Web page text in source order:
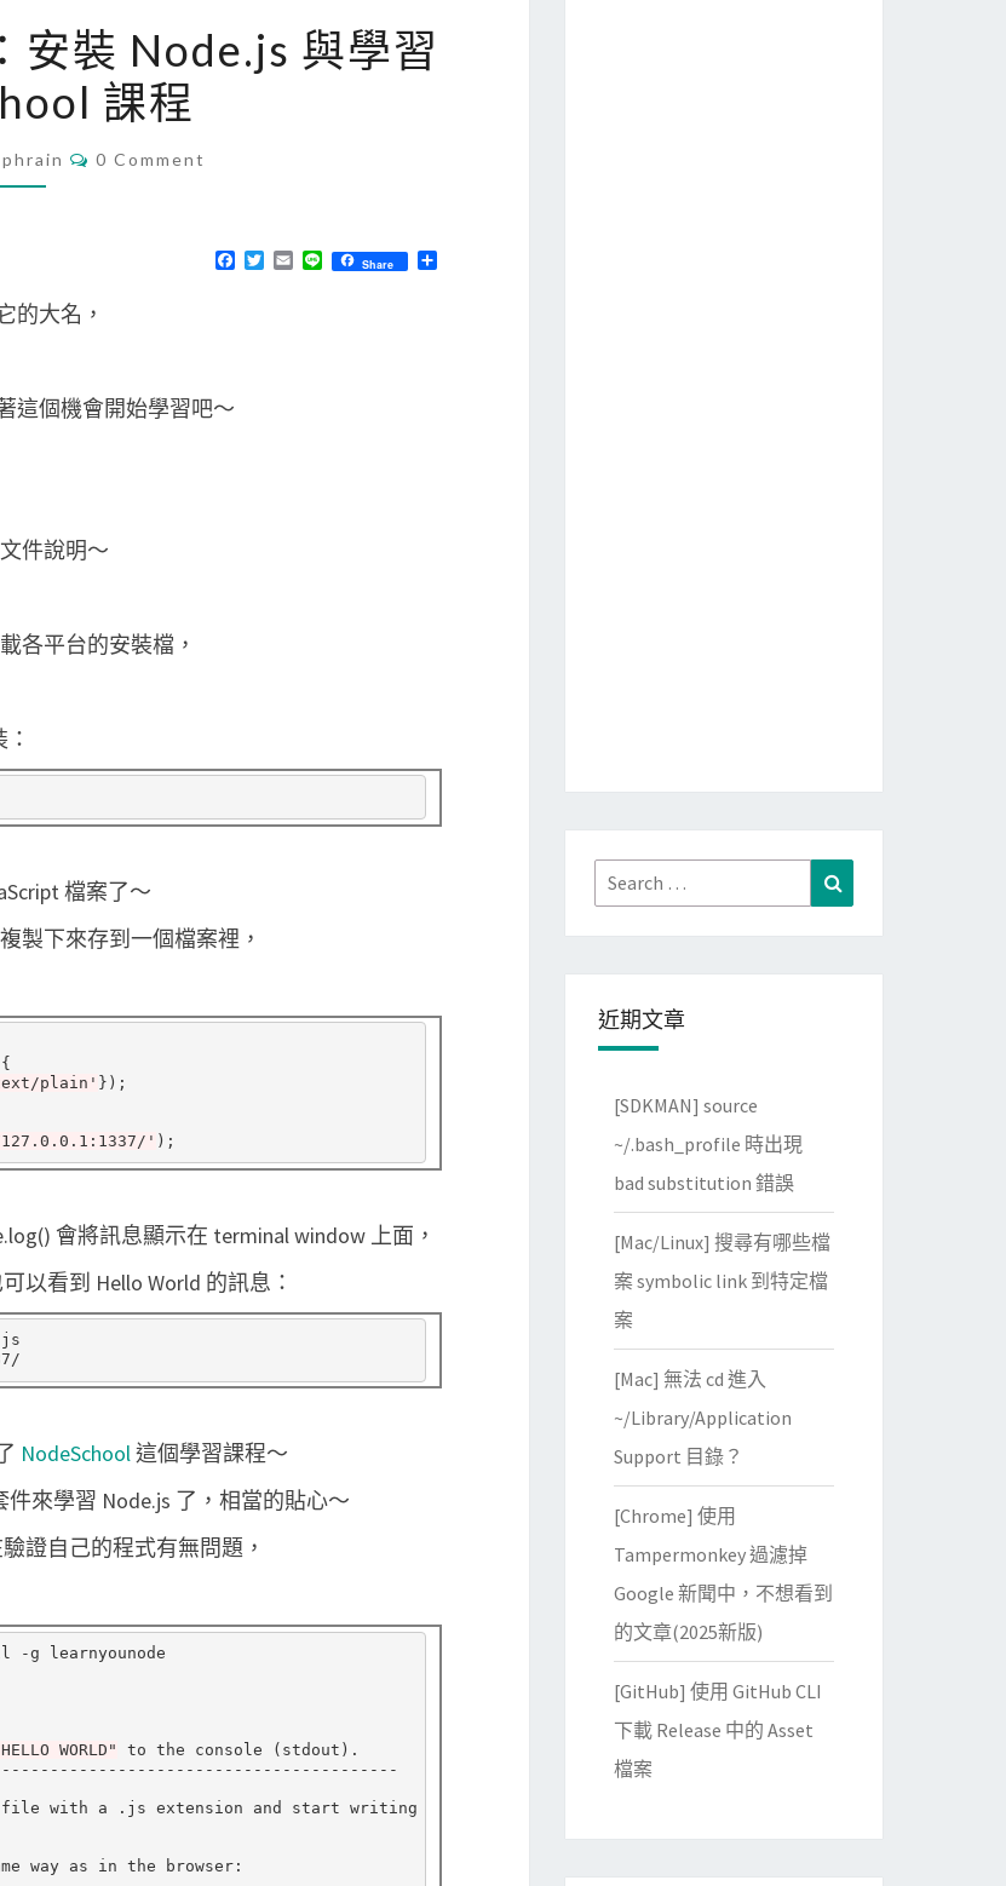
N
o
d
e
]
筆
裝
o
.
j
s
學
習
e
c
h
o
l
課
程
安裝 Node.js 與學習
課程
C
0 Comment
F
T
E
L
Share
分
的大名，
這個機會開始學習吧～
件說明～
各平台的安裝檔，
檔案了～
製下來存到一個檔案裡，
plain' });
'
會將訊息顯示在 terminal window 上面，
以看到 Hello World 的訊息：
NodeSchool這個學習課程～
來學習 Node.js 了，相當的貼心～
證自己的程式有無問題，
-g learnyounode
WORLD" to the console ( stdout ) .
file with a .js extension and start writing JavaScript! Execute your program by running it with the
way as in the browser:
Search
for:
近期文章
[SDKMAN] source
~/.bash_profile 時出現
bad substitution 錯誤
[Mac/Linux] 搜尋有哪些檔
案 symbolic link 到特定檔
案
[Mac] 無法 cd 進入
~/Library/Application
Support 目錄？
[Chrome] 使用
Tampermonkey 過濾掉
Google 新聞中，不想看到
的文章(2025新版)
[GitHub] 使用 GitHub CLI
下載 Release 中的 Asset
檔案